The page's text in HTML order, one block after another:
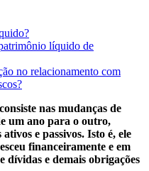
líquido de
no relacionamento com
nas mudanças de
um ano para o outro,
e passivos. Isto é, ele
financeiramente e em
dívidas e demais obrigações